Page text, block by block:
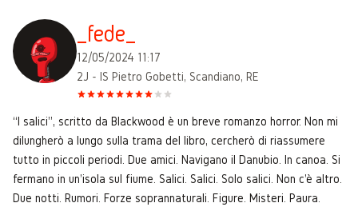
_fede_
12/05/2024 11:17
2J - IS Pietro Gobetti, Scandiano, RE
“I salici”, scritto da Blackwood è un breve romanzo horror. Non mi
dilungherò a lungo sulla trama del libro, cercherò di riassumere
tutto in piccoli periodi. Due amici. Navigano il Danubio. In canoa. Si
fermano in un'isola sul fiume. Salici. Salici. Solo salici. Non c'è altro.
Due notti. Rumori. Forze soprannaturali. Figure. Misteri. Paura.